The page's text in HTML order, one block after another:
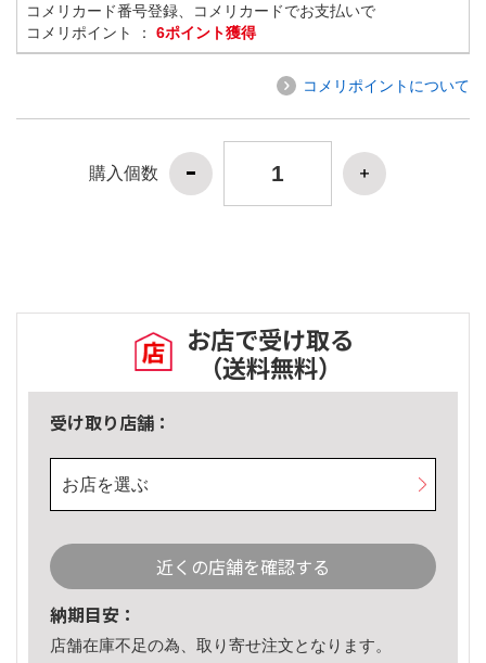
コメリカード番号登録、コメリカードでお支払いで
コメリポイント ： 6ポイント獲得
コメリポイントについて
購入個数
お店で受け取る
（送料無料）
受け取り店舗：
お店を選ぶ
近くの店舗を確認する
納期目安：
店舗在庫不足の為、取り寄せ注文となります。